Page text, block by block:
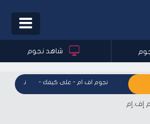
Toggle
شاهد نجوم
-كيفك - نجوم اف ام - على كيفك نجوم اف
إف.إم